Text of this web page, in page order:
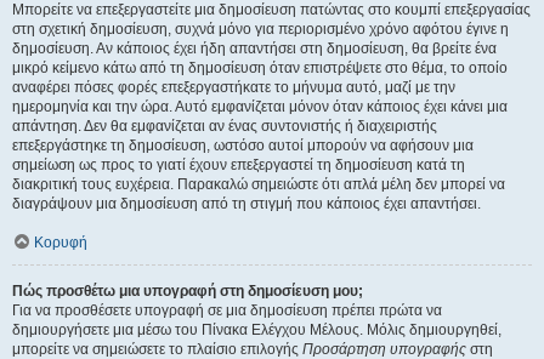
Μπορείτε να επεξεργαστείτε μια δημοσίευση πατώντας στο κουμπί επεξεργασίας
στη σχετική δημοσίευση, συχνά μόνο για περιορισμένο χρόνο αφότου έγινε η
δημοσίευση. Αν κάποιος έχει ήδη απαντήσει στη δημοσίευση, θα βρείτε ένα
μικρό κείμενο κάτω από τη δημοσίευση όταν επιστρέψετε στο θέμα, το οποίο
αναφέρει πόσες φορές επεξεργαστήκατε το μήνυμα αυτό, μαζί με την
ημερομηνία και την ώρα. Αυτό εμφανίζεται μόνον όταν κάποιος έχει κάνει μια
απάντηση. Δεν θα εμφανίζεται αν ένας συντονιστής ή διαχειριστής
επεξεργάστηκε τη δημοσίευση, ωστόσο αυτοί μπορούν να αφήσουν μια
σημείωση ως προς το γιατί έχουν επεξεργαστεί τη δημοσίευση κατά τη
διακριτική τους ευχέρεια. Παρακαλώ σημειώστε ότι απλά μέλη δεν μπορεί να
διαγράψουν μια δημοσίευση από τη στιγμή που κάποιος έχει απαντήσει.
Κορυφή
Πώς προσθέτω μια υπογραφή στη δημοσίευση μου;
Για να προσθέσετε υπογραφή σε μια δημοσίευση πρέπει πρώτα να
δημιουργήσετε μια μέσω του Πίνακα Ελέγχου Μέλους. Μόλις δημιουργηθεί,
μπορείτε να σημειώσετε το πλαίσιο επιλογής Προσάρτηση υπογραφής στη